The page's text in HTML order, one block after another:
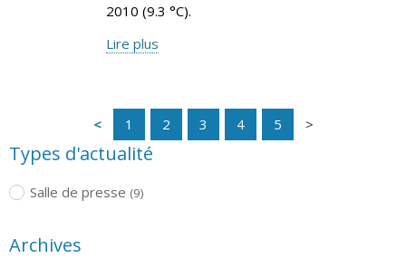
2010 (9.3 °C).
Lire plus
1 2 3 4 5
Types d'actualité
Salle de presse (9)
Archives